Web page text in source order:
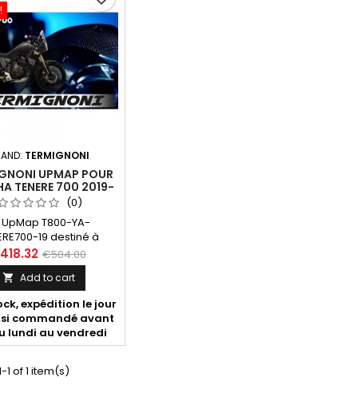
TERMIGNONI
UPMAP POUR
TENERE 700 2019-
2020
(0)
UpMap T800-YA-
19 destiné à
Tenere 700 2019-
Inclus, boitier T800 et
SL170601. 20 maps
pour silencieux ou
Termignoni,
Akrapovic avec ou
de boîte à
€504.00
 Add to cart
expédition le jour
commandé avant
lundi au vendredi
1 of 1 item(s)